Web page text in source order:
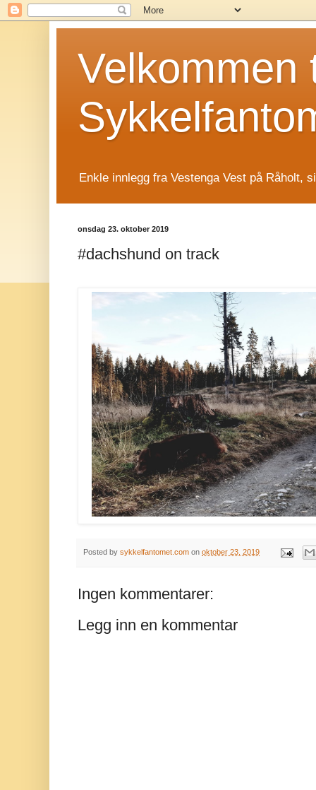
Velkommen
Enkle innlegg fra Vestenga Vest på Råholt,
onsdag 23. oktober 2019
#dachshund on track
Posted by sykkelfantomet.com on oktober 23, 2019
Ingen kommentarer:
Legg inn en kommentar